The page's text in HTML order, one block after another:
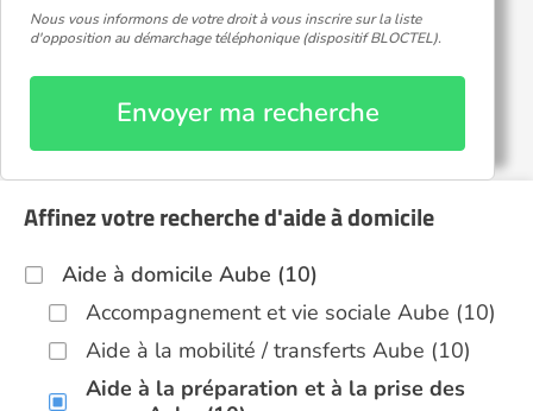
Nous vous informons de votre droit à vous inscrire sur la liste
d'opposition au démarchage téléphonique (dispositif BLOCTEL).
Envoyer ma recherche
Affinez votre recherche d'aide à domicile
Aide à domicile Aube (10)
Accompagnement et vie sociale Aube (10)
Aide à la mobilité / transferts Aube (10)
Aide à la préparation et à la prise des